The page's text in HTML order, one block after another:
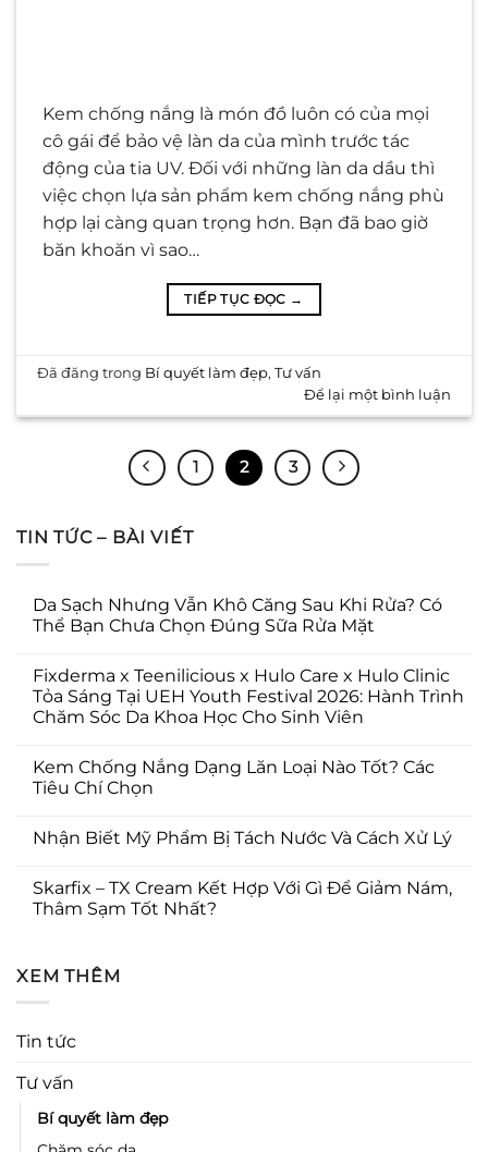
Kem chống nắng là món đồ luôn có của mọi
cô gái để bảo vệ làn da của mình trước tác
động của tia UV. Đối với những làn da dầu thì
việc chọn lựa sản phẩm kem chống nắng phù
hợp lại càng quan trọng hơn. Bạn đã bao giờ
băn khoăn vì sao…
TIẾP TỤC ĐỌC →
Đã đăng trong Bí quyết làm đẹp,Tư vấn
Để lại một bình luận
1 2 3
TIN TỨC – BÀI VIẾT
Da Sạch Nhưng Vẫn Khô Căng Sau Khi Rửa? Có
Thể Bạn Chưa Chọn Đúng Sữa Rửa Mặt
Fixderma x Teenilicious x Hulo Care x Hulo Clinic
Tỏa Sáng Tại UEH Youth Festival 2026: Hành Trình
Chăm Sóc Da Khoa Học Cho Sinh Viên
Kem Chống Nắng Dạng Lăn Loại Nào Tốt? Các
Tiêu Chí Chọn
Nhận Biết Mỹ Phẩm Bị Tách Nước Và Cách Xử Lý
Skarfix – TX Cream Kết Hợp Với Gì Để Giảm Nám,
Thâm Sạm Tốt Nhất?
XEM THÊM
Tin tức
Tư vấn
Bí quyết làm đẹp